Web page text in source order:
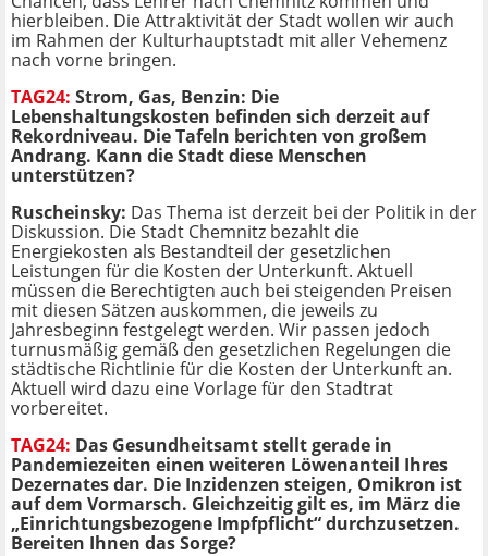
hierbleiben. Die Attraktivität der Stadt wollen wir auch
im Rahmen der Kulturhauptstadt mit aller Vehemenz
nach vorne bringen.
TAG24: Strom, Gas, Benzin: Die
Lebenshaltungskosten befinden sich derzeit auf
Rekordniveau. Die Tafeln berichten von großem
Andrang. Kann die Stadt diese Menschen
unterstützen?
Ruscheinsky: Das Thema ist derzeit bei der Politik in der
Diskussion. Die Stadt Chemnitz bezahlt die
Energiekosten als Bestandteil der gesetzlichen
Leistungen für die Kosten der Unterkunft. Aktuell
müssen die Berechtigten auch bei steigenden Preisen
mit diesen Sätzen auskommen, die jeweils zu
Jahresbeginn festgelegt werden. Wir passen jedoch
turnusmäßig gemäß den gesetzlichen Regelungen die
städtische Richtlinie für die Kosten der Unterkunft an.
Aktuell wird dazu eine Vorlage für den Stadtrat
vorbereitet.
TAG24: Das Gesundheitsamt stellt gerade in
Pandemiezeiten einen weiteren Löwenanteil Ihres
Dezernates dar. Die Inzidenzen steigen, Omikron ist
auf dem Vormarsch. Gleichzeitig gilt es, im März die
„Einrichtungsbezogene Impfpflicht“ durchzusetzen.
Bereiten Ihnen das Sorge?